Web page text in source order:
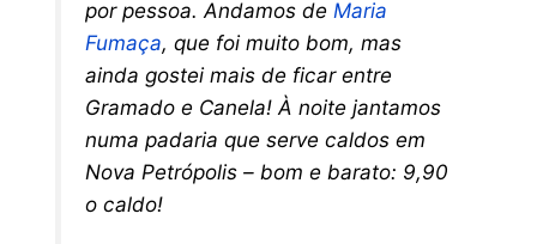
por pessoa. Andamos de Maria
Fumaça, que foi muito bom, mas
ainda gostei mais de ficar entre
Gramado e Canela! À noite jantamos
numa padaria que serve caldos em
Nova Petrópolis – bom e barato: 9,90
o caldo!